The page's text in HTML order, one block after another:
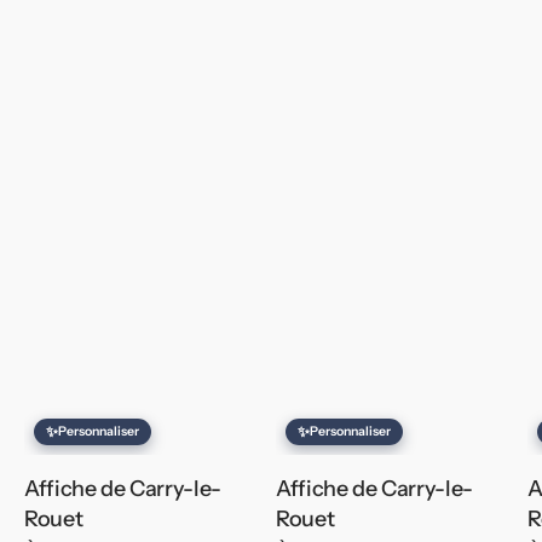
✨Personnaliser
Affiche de Carry-le-
Rouet
✨Personnaliser
Affiche de Carry-le-
Rouet